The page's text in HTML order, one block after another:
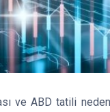
ve ABD tatili